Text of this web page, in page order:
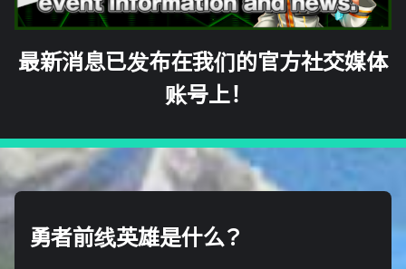
最新消息已发布在我们的官方社交媒体
账号上！
勇者前线英雄是什么？